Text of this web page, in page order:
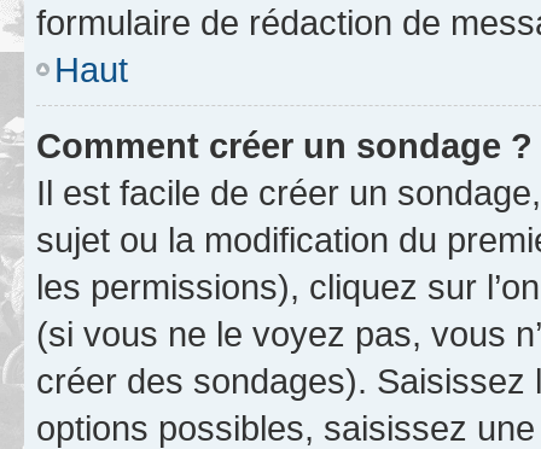
formulaire de rédaction de
Haut
Comment créer un sondage ?
Il est facile de créer un
sujet ou la modification du
les permissions), cliquez sur
(si vous ne le voyez pas, vous
créer des sondages).
options possibles, saisissez